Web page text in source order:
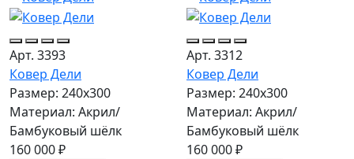
Арт. 3393
Ковер Дели
Размер: 240х300
Материал: Акрил/
Бамбуковый шёлк
160 000 ₽
Арт. 3312
Ковер Дели
Размер: 240х300
Материал: Акрил/
Бамбуковый шёлк
160 000 ₽